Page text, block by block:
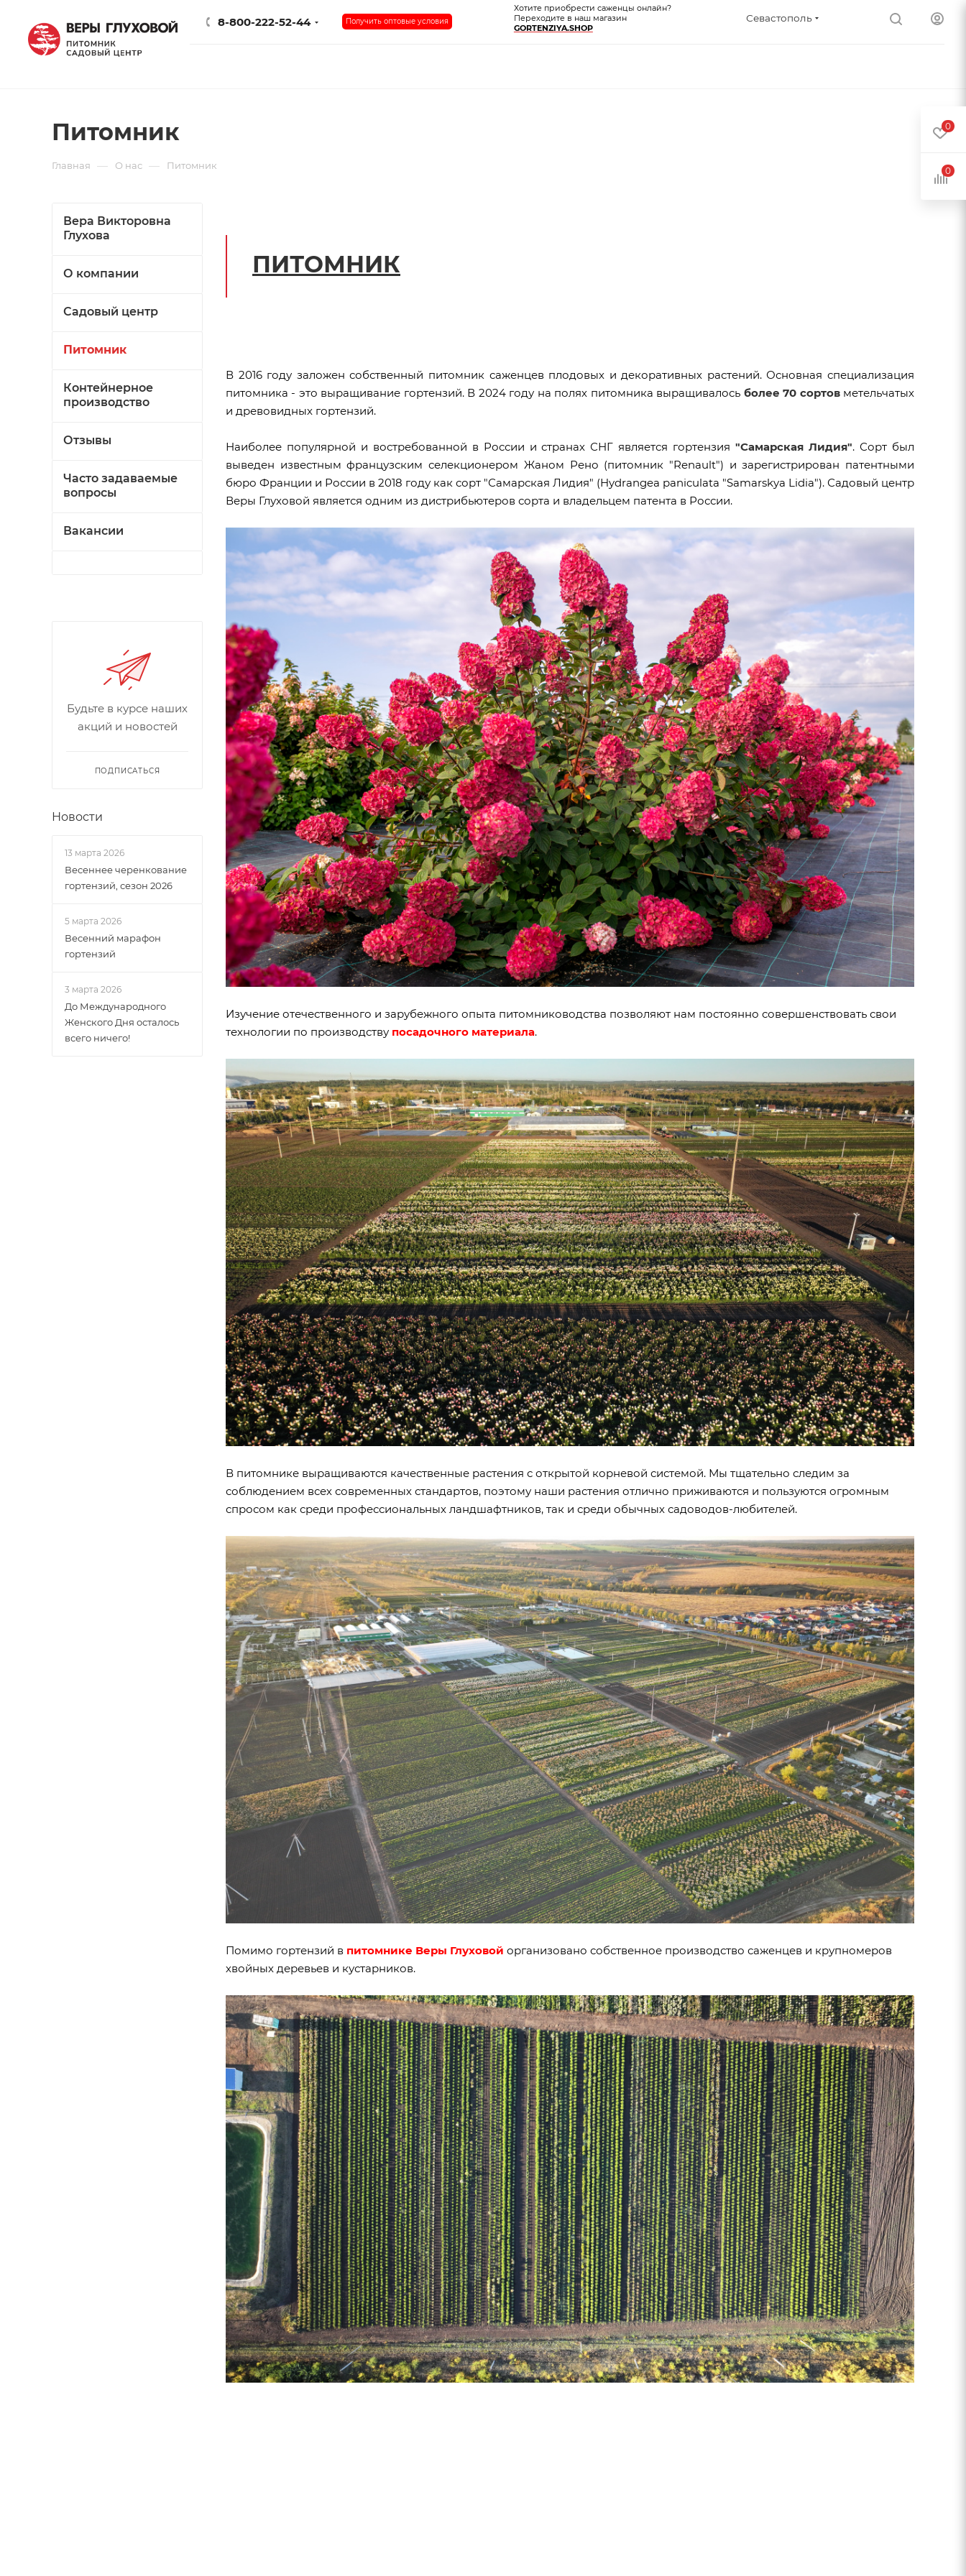
8-800-222-52-44 Получить оптовые условия
Хотите приобрести саженцы онлайн?
Переходите в наш магазин
GORTENZIYA.SHOP
Севастополь
Питомник
Главная — О нас — Питомник
ПИТОМНИК
В 2016 году заложен собственный питомник саженцев плодовых и декоративных растений. Основная специализация
питомника - это выращивание гортензий. В 2024 году на полях питомника выращивалось более 70 сортовметельчатых
и древовидных гортензий.
Наиболее популярной и востребованной в России и странах СНГ является гортензия"Самарская Лидия". Сорт был
выведен известным французским селекционером Жаном Рено (питомник "Renault") и зарегистрирован патентными
бюро Франции и России в 2018 году как сорт "Самарская Лидия" (Hydrangea paniculata "Samarskya Lidia"). Садовый центр
Веры Глуховой является одним из дистрибьютеров сорта и владельцем патента в России.
Изучение отечественного и зарубежного опыта питомниководства позволяют нам постоянно совершенствовать свои
технологии по производству посадочного материала.
В питомнике выращиваются качественные растения с открытой корневой системой. Мы тщательно следим за
соблюдением всех современных стандартов, поэтому наши растения отлично приживаются и пользуются огромным
спросом как среди профессиональных ландшафтников, так и среди обычных садоводов-любителей.
Помимо гортензий в питомнике Веры Глуховой организовано собственное производство саженцев и крупномеров
хвойных деревьев и кустарников.
Вера Викторовна
Глухова
О компании
Садовый центр
Питомник
Контейнерное
производство
Отзывы
Часто задаваемые
вопросы
Вакансии
Будьте в курсе наших
акций и новостей
ПОДПИСАТЬСЯ
Новости
13 марта 2026
Весеннее черенкование
гортензий, сезон 2026
5 марта 2026
Весенний марафон
гортензий
3 марта 2026
До Международного
Женского Дня осталось
всего ничего!
0
0